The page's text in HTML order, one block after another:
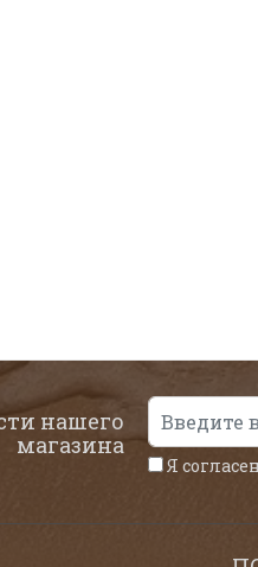
нашего
магазина
Я